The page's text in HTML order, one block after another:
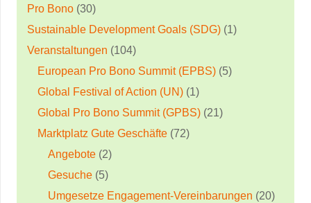
Pro Bono (30)
Sustainable Development Goals (SDG) (1)
Veranstaltungen (104)
European Pro Bono Summit (EPBS) (5)
Global Festival of Action (UN) (1)
Global Pro Bono Summit (GPBS) (21)
Marktplatz Gute Geschäfte (72)
Angebote (2)
Gesuche (5)
Umgesetze Engagement-Vereinbarungen (20)